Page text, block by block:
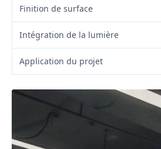
Finition de surface
Intégration de la lumière
Application du projet